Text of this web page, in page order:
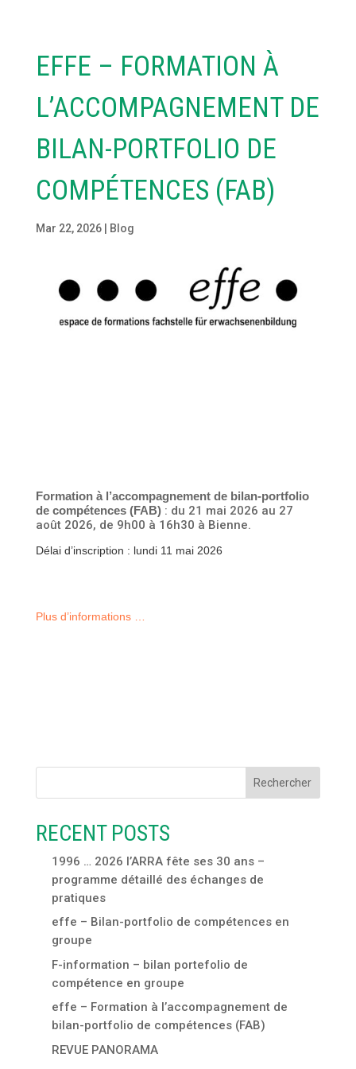
EFFE – FORMATION À
L’ACCOMPAGNEMENT DE
BILAN-PORTFOLIO DE
COMPÉTENCES (FAB)
Mar 22, 2026| Blog
Formation à l’accompagnement de bilan-portfolio
de compétences (FAB): du 21 mai 2026 au 27
août 2026, de 9h00 à 16h30 à Bienne.
Délai d’inscription : lundi 11 mai 2026
Plus d’informations …
Rechercher
RECENT POSTS
1996 … 2026 l’ARRA fête ses 30 ans –
programme détaillé des échanges de
pratiques
effe – Bilan-portfolio de compétences en
groupe
F-information – bilan portefolio de
compétence en groupe
effe – Formation à l’accompagnement de
bilan-portfolio de compétences (FAB)
REVUE PANORAMA